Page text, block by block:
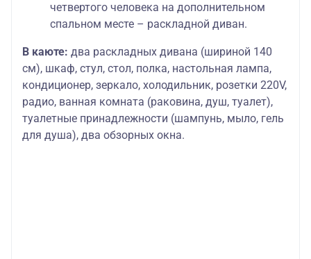
четвертого человека на дополнительном
спальном месте – раскладной диван.
В каюте: два раскладных дивана (шириной 140
см), шкаф, стул, стол, полка, настольная лампа,
кондиционер, зеркало, холодильник, розетки 220V,
радио, ванная комната (раковина, душ, туалет),
туалетные принадлежности (шампунь, мыло, гель
для душа), два обзорных окна.